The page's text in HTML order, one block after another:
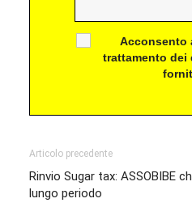
Acconsento
trattamento dei
Articolo precedente
Rinvio Sugar tax: ASSOBIBE
lungo periodo